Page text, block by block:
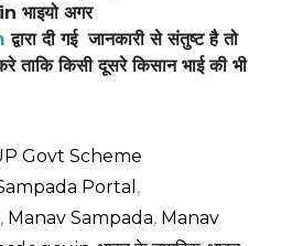
अगर
द्वारा दी गई जानकारी से संतुष्ट है तो
किसी दूसरे किसान भाई की भी
Govt Scheme
Portal ,
, Manav Sampada, Manav